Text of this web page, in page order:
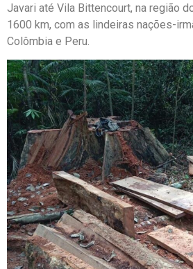
Javari até Vila Bittencourt, na região
1600 km, com as lindeiras nações-
Colômbia e Peru.